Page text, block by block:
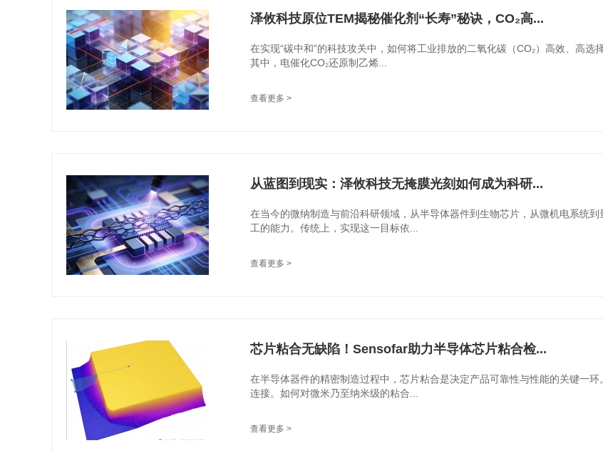
泽攸科技原位TEM揭秘催化剂“长寿”秘诀，CO₂高...
在实现“碳中和”的科技攻关中，如何将工业排放的二氧化碳（CO₂）高效、高
其中，电催化CO₂还原制乙烯...
查看更多 >
从蓝图到现实：泽攸科技无掩膜光刻如何成为科研...
在当今的微纳制造与前沿科研领域，从半导体器件到生物芯片，从微机电系统
工的能力。传统上，实现这一目标依...
查看更多 >
芯片粘合无缺陷！Sensofar助力半导体芯片粘合检...
在半导体器件的精密制造过程中，芯片粘合是决定产品可靠性与性能的关键一
连接。如何对微米乃至纳米级的粘合...
查看更多 >